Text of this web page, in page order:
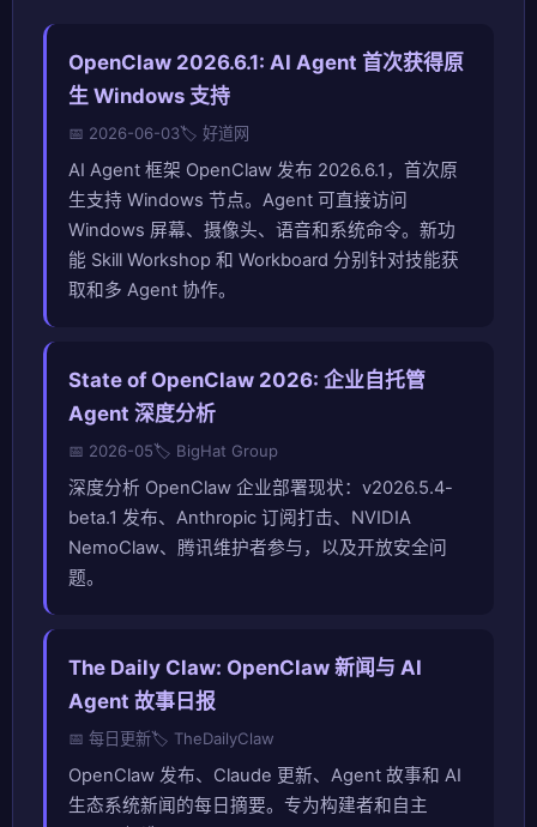
OpenClaw 2026.6.1: AI Agent 首次获得原
生 Windows 支持
📅 2026-06-03🏷️ 好道网
AI Agent 框架 OpenClaw 发布 2026.6.1，首次原
生支持 Windows 节点。Agent 可直接访问
Windows 屏幕、摄像头、语音和系统命令。新功
能 Skill Workshop 和 Workboard 分别针对技能获
取和多 Agent 协作。
State of OpenClaw 2026: 企业自托管
Agent 深度分析
📅 2026-05🏷️ BigHat Group
深度分析 OpenClaw 企业部署现状：v2026.5.4-
beta.1 发布、Anthropic 订阅打击、NVIDIA
NemoClaw、腾讯维护者参与，以及开放安全问
题。
The Daily Claw: OpenClaw 新闻与 AI
Agent 故事日报
📅 每日更新🏷️ TheDailyClaw
OpenClaw 发布、Claude 更新、Agent 故事和 AI
生态系统新闻的每日摘要。专为构建者和自主